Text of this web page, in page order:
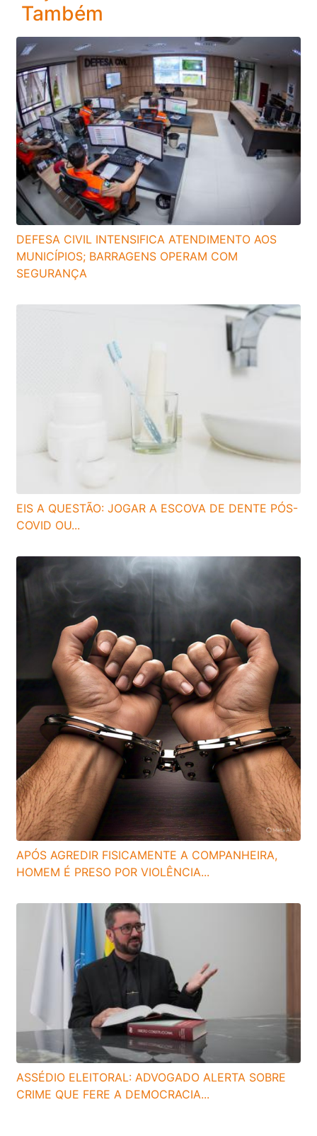
Também
DEFESA CIVIL INTENSIFICA ATENDIMENTO AOS
MUNICÍPIOS; BARRAGENS OPERAM COM
SEGURANÇA
EIS A QUESTÃO: JOGAR A ESCOVA DE DENTE PÓS-
COVID OU...
APÓS AGREDIR FISICAMENTE A COMPANHEIRA,
HOMEM É PRESO POR VIOLÊNCIA...
ASSÉDIO ELEITORAL: ADVOGADO ALERTA SOBRE
CRIME QUE FERE A DEMOCRACIA...